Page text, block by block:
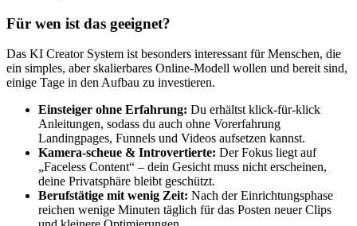
Für wen ist das geeignet?
Das KI Creator System ist besonders interessant für Menschen, die
ein simples, aber skalierbares Online-Modell wollen und bereit sind,
einige Tage in den Aufbau zu investieren.
Einsteiger ohne Erfahrung: Du erhältst klick-für-klick
Anleitungen, sodass du auch ohne Vorerfahrung
Landingpages, Funnels und Videos aufsetzen kannst.
Kamera-scheue & Introvertierte: Der Fokus liegt auf
„Faceless Content“ – dein Gesicht muss nicht erscheinen,
deine Privatsphäre bleibt geschützt.
Berufstätige mit wenig Zeit: Nach der Einrichtungsphase
reichen wenige Minuten täglich für das Posten neuer Clips